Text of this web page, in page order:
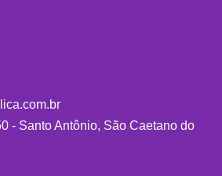
- Santo Antônio, São Caetano do